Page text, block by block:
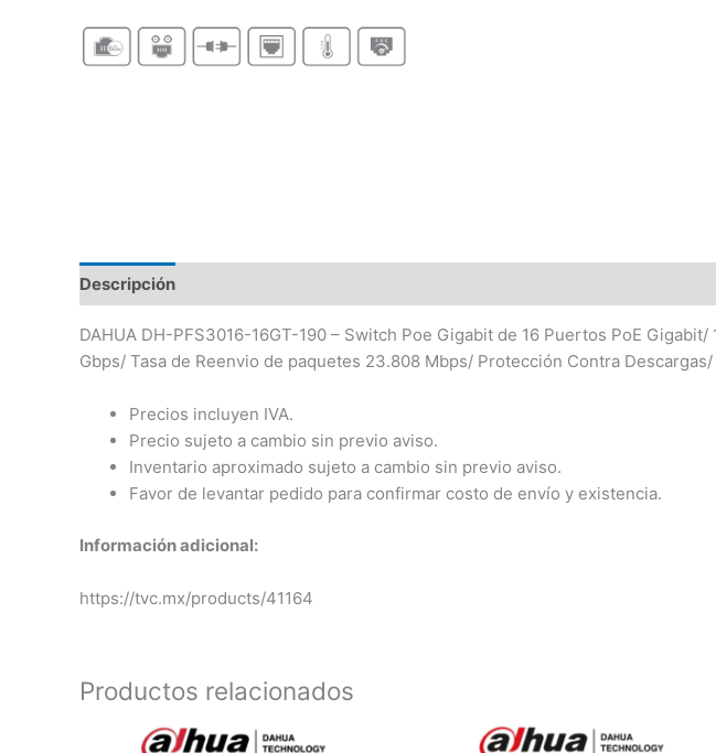
Descripción
DAHUA DH-PFS3016-16GT-190 – Switch Poe Gigabit de 16 Puertos PoE
Gbps/ Tasa de Reenvio de paquetes 23.808 Mbps/ Protección Contra Descargas/
Precios incluyen IVA.
Precio sujeto a cambio sin previo aviso.
Inventario aproximado sujeto a cambio sin previo aviso.
Favor de levantar pedido para confirmar costo de envío y existencia.
Información adicional:
https://tvc.mx/products/41164
Productos relacionados